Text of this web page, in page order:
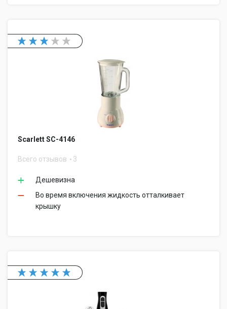
Scarlett SC-4146
Всего отзывов 3
Дешевизна
Во время включения жидкость отталкивает
крышку